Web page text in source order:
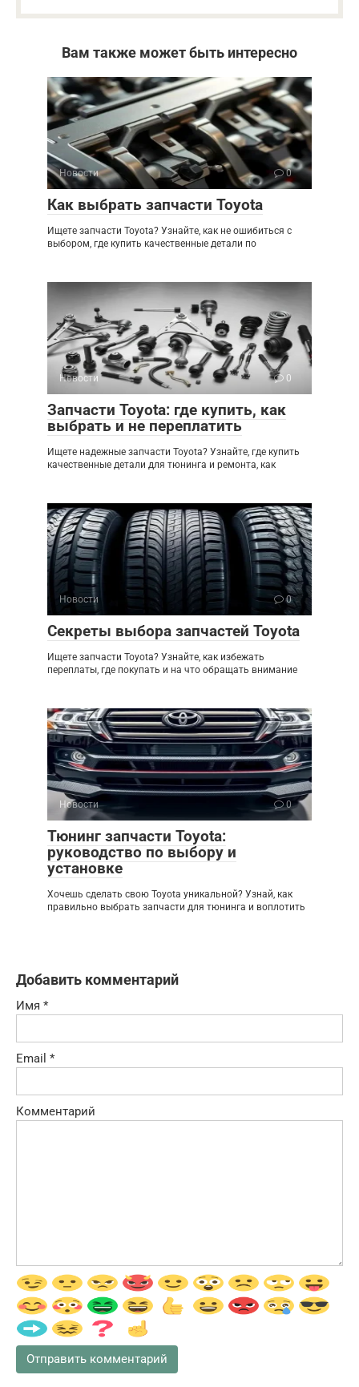
Вам также может быть интересно
Новости 0
Как выбрать запчасти Toyota
Ищете запчасти Toyota? Узнайте, как не ошибиться с
выбором, где купить качественные детали по
Новости 0
Запчасти Toyota: где купить, как
выбрать и не переплатить
Ищете надежные запчасти Toyota? Узнайте, где купить
качественные детали для тюнинга и ремонта, как
Новости 0
Секреты выбора запчастей Toyota
Ищете запчасти Toyota? Узнайте, как избежать
переплаты, где покупать и на что обращать внимание
Новости 0
Тюнинг запчасти Toyota:
руководство по выбору и
установке
Хочешь сделать свою Toyota уникальной? Узнай, как
правильно выбрать запчасти для тюнинга и воплотить
Добавить комментарий
Имя *
Email *
Комментарий